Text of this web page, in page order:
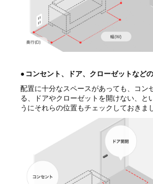
● コンセント、ドア、クローゼットなど
配置に十分なスペースがあっても、コン
る、ドアやクローゼットを開けない、と
うにそれらの位置もチェックしておきま